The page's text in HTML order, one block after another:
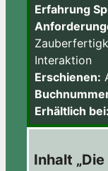
Erfahrung
Interaktion
Erschienen:
Erhältlich bei:
Inhalt